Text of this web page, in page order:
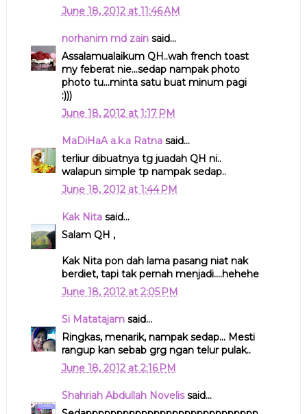
June 18, 2012 at 11:46 AM
norhanim md zainsaid...
Assalamualaikum QH..wah french toast
my feberat nie...sedap nampak photo
photo tu...minta satu buat minum pagi
:)))
June 18, 2012 at 1:17 PM
MaDiHaA a.k.a Ratnasaid...
terliur dibuatnya tg juadah QH ni..
walapun simple tp nampak sedap..
June 18, 2012 at 1:44 PM
Kak Nitasaid...
Salam QH ,
Kak Nita pon dah lama pasang niat nak
berdiet, tapi tak pernah menjadi....hehehe
June 18, 2012 at 2:05 PM
Si Matatajamsaid...
Ringkas, menarik, nampak sedap... Mesti
rangup kan sebab grg ngan telur pulak..
June 18, 2012 at 2:16 PM
Shahriah Abdullah Novelissaid...